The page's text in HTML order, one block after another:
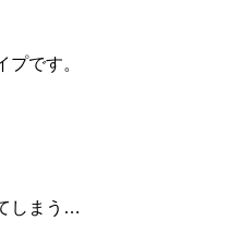
です。
しまう…